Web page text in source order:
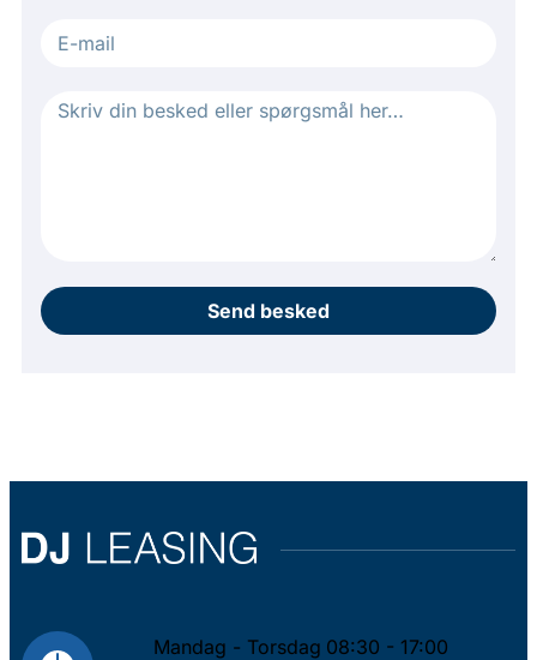
Send besked
Mandag - Torsdag 08:30 - 17:00